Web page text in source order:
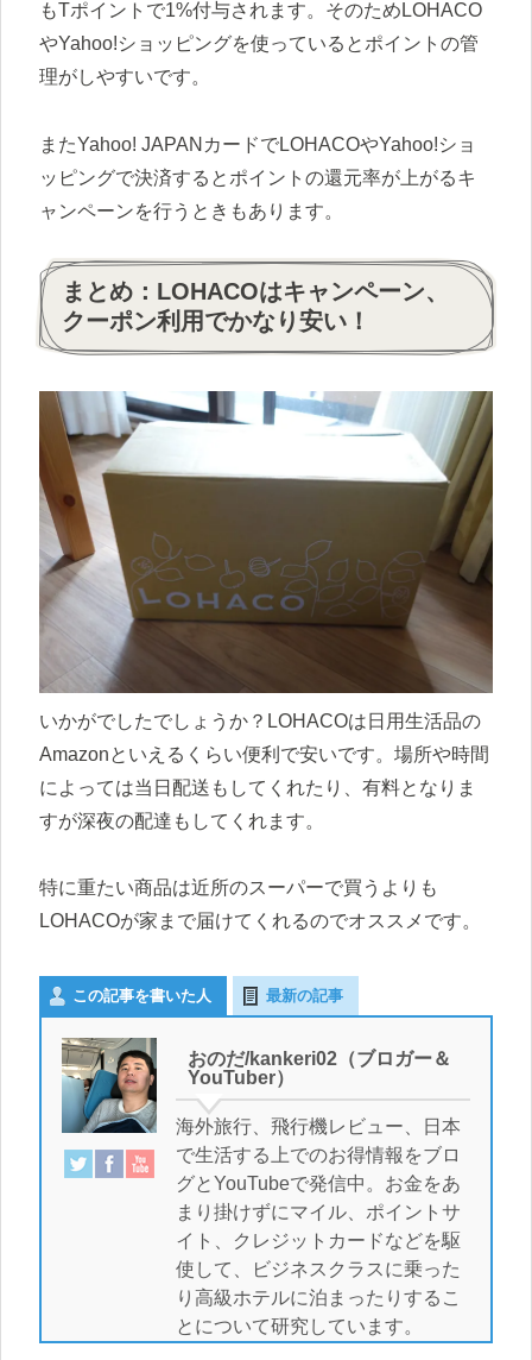
もTポイントで1%付与されます。そのためLOHACO
やYahoo!ショッピングを使っているとポイントの管
理がしやすいです。
またYahoo! JAPANカードでLOHACOやYahoo!ショ
ッピングで決済するとポイントの還元率が上がるキ
ャンペーンを行うときもあります。
まとめ：LOHACOはキャンペーン、
クーポン利用でかなり安い！
いかがでしたでしょうか？LOHACOは日用生活品の
Amazonといえるくらい便利で安いです。場所や時間
によっては当日配送もしてくれたり、有料となりま
すが深夜の配達もしてくれます。
特に重たい商品は近所のスーパーで買うよりも
LOHACOが家まで届けてくれるのでオススメです。
この記事を書いた人 最新の記事
おのだ/kankeri02（ブロガー＆
YouTuber）
海外旅行、飛行機レビュー、日本
で生活する上でのお得情報をブロ
グとYouTubeで発信中。お金をあ
まり掛けずにマイル、ポイントサ
イト、クレジットカードなどを駆
使して、ビジネスクラスに乗った
り高級ホテルに泊まったりするこ
とについて研究しています。